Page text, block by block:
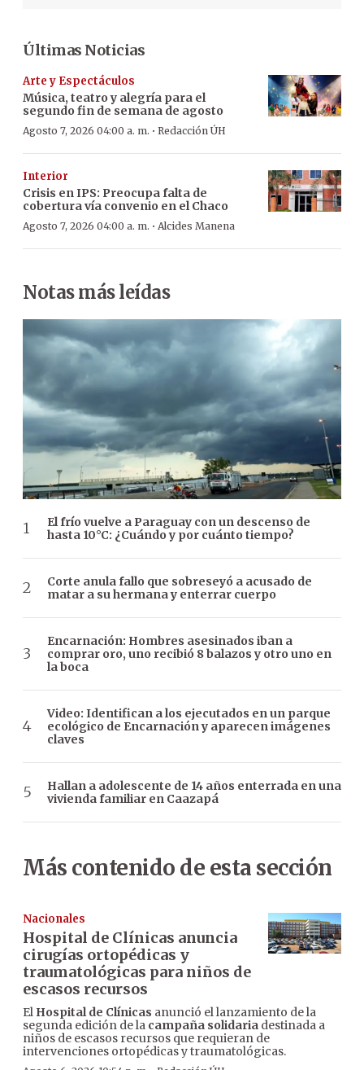
Últimas Noticias
Arte y Espectáculos
Música, teatro y alegría para el
segundo fin de semana de agosto
Agosto 7, 2026 04:00 a. m. · Redacción ÚH
Interior
Crisis en IPS: Preocupa falta de
cobertura vía convenio en el Chaco
Agosto 7, 2026 04:00 a. m. · Alcides Manena
Notas más leídas
El frío vuelve a Paraguay con un descenso de
hasta 10°C: ¿Cuándo y por cuánto tiempo?
Corte anula fallo que sobreseyó a acusado de
matar a su hermana y enterrar cuerpo
Encarnación: Hombres asesinados iban a
comprar oro, uno recibió 8 balazos y otro uno en
la boca
Video: Identifican a los ejecutados en un parque
ecológico de Encarnación y aparecen imágenes
claves
Hallan a adolescente de 14 años enterrada en una
vivienda familiar en Caazapá
Más contenido de esta sección
Nacionales
Hospital de Clínicas anuncia
cirugías ortopédicas y
traumatológicas para niños de
escasos recursos
El Hospital de Clínicas anunció el lanzamiento de la
segunda edición de la campaña solidaria destinada a
niños de escasos recursos que requieran de
intervenciones ortopédicas y traumatológicas.